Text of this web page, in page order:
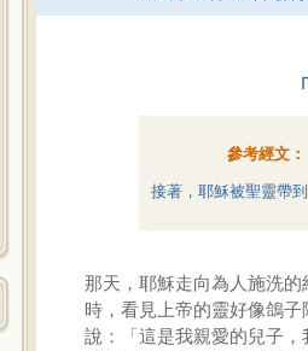
參考經文：
接著，耶穌被聖靈帶
那天，耶穌走向為人施洗
時，看見上帝的靈好像鴿
說：「這是我親愛的兒子